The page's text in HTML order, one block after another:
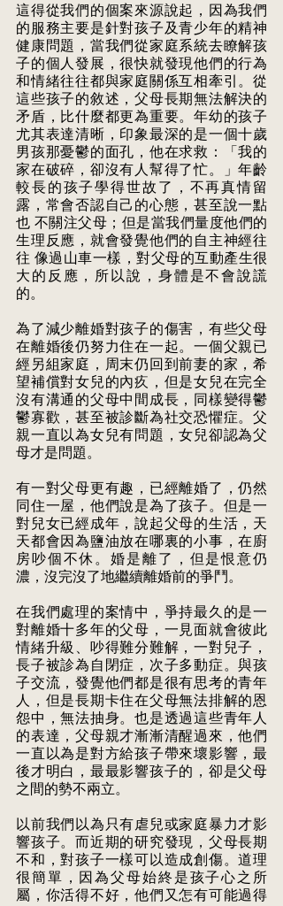
這得從我們的個案來源說起，因為我們
的服務主要是針對孩子及青少年的精神
健康問題，當我們從家庭系統去瞭解孩
子的個人發展，很快就發現他們的行為
和情緒往往都與家庭關係互相牽引。從
這些孩子的敘述，父母長期無法解決的
矛盾，比什麼都更為重要。年幼的孩子
尤其表達清晰，印象最深的是一個十歲
男孩那憂鬱的面孔，他在求救：「我的
家在破碎，卻沒有人幫得了忙。」年齡
較長的孩子學得世故了，不再真情留
露，常會否認自己的心態，甚至說一點
也 不關注父母；但是當我們量度他們的
生理反應，就會發覺他們的自主神經往
往 像過山車一樣，對父母的互動產生很
大的反應，所以說，身體是不會說謊
的。
為了減少離婚對孩子的傷害，有些父母
在離婚後仍努力住在一起。一個父親已
經另組家庭，周末仍回到前妻的家，希
望補償對女兒的內疚，但是女兒在完全
沒有溝通的父母中間成長，同樣變得鬱
鬱寡歡，甚至被診斷為社交恐懼症。父
親一直以為女兒有問題，女兒卻認為父
母才是問題。
有一對父母更有趣，已經離婚了，仍然
同住一屋，他們說是為了孩子。但是一
對兒女已經成年，說起父母的生活，天
天都會因為鹽油放在哪裏的小事，在廚
房吵個不休。婚是離了，但是恨意仍
濃，沒完沒了地繼續離婚前的爭鬥。
在我們處理的案情中，爭持最久的是一
對離婚十多年的父母，一見面就會彼此
情緒升級、吵得難分難解，一對兒子，
長子被診為自閉症，次子多動症。與孩
子交流，發覺他們都是很有思考的青年
人，但是長期卡住在父母無法排解的恩
怨中，無法抽身。也是透過這些青年人
的表達，父母親才漸漸清醒過來，他們
一直以為是對方給孩子帶來壞影響，最
後才明白，最最影響孩子的，卻是父母
之間的勢不兩立。
以前我們以為只有虐兒或家庭暴力才影
響孩子。而近期的研究發現，父母長期
不和，對孩子一樣可以造成創傷。道理
很簡單，因為父母始終是孩子心之所
屬，你活得不好，他們又怎有可能過得